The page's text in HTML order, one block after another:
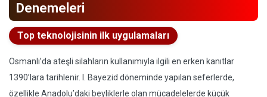
Denemeleri
Top teknolojisinin ilk uygulamaları
Osmanlı’da ateşli silahların kullanımıyla ilgili en erken kanıtlar
1390’lara tarihlenir. I. Bayezid döneminde yapılan seferlerde,
özellikle Anadolu’daki beyliklerle olan mücadelelerde küçük